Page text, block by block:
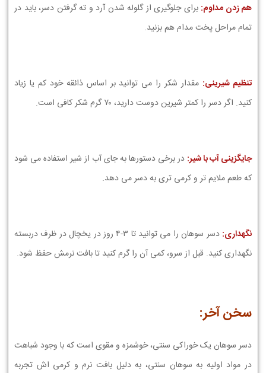
هم زدن مداوم: برای جلوگیری از گلوله شدن آرد و ته گرفتن دسر، باید در
تمام مراحل پخت مدام هم بزنید.
تنظیم شیرینی: مقدار شکر را می توانید بر اساس ذائقه خود کم یا زیاد
کنید. اگر دسر را کمتر شیرین دوست دارید، ۷۰ گرم شکر کافی است.
جایگزینی آب با شیر: در برخی دستورها به جای آب از شیر استفاده می شود
که طعم ملایم تر و کرمی تری به دسر می دهد.
نگهداری:
دسر سوهان را می توانید تا ۳-۴ روز در یخچال در ظرف دربسته
نگهداری کنید. قبل از سرو، کمی آن را گرم کنید تا بافت نرمش حفظ شود.
سخن آخر:
دسر سوهان یک خوراکی سنتی، خوشمزه و مقوی است که با وجود شباهت
در مواد اولیه به سوهان سنتی، به دلیل بافت نرم و کرمی اش تجربه